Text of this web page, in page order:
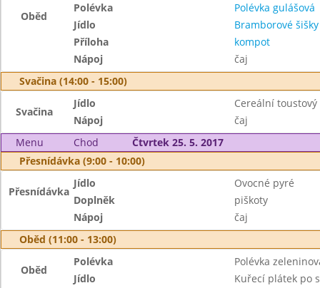
Oběd
Polévka
Polévka gulášová
Jídlo
Bramborové
Příloha
kompot
Nápoj
čaj
Svačina (14:00 - 15:00)
Svačina
Jídlo
Cereální
Nápoj
čaj
Menu
Chod
Čtvrtek 25. 5. 2017
Přesnídávka (9:00 - 10:00)
Přesnídávka
Jídlo
Ovocné pyré
Doplněk
piškoty
Nápoj
čaj
Oběd (11:00 - 13:00)
Oběd
Polévka
Polévka
Jídlo
Kuřecí plátek po